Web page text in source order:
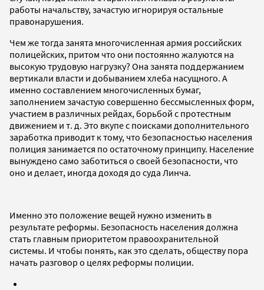
работы начальству, зачастую игнорируя остальные
правонарушения.
Чем же тогда занята многочисленная армия российских
полицейских, притом что они постоянно жалуются на
высокую трудовую нагрузку? Она занята поддержанием
вертикали власти и добыванием хлеба насущного. А
именно составлением многочисленных бумаг,
заполнением зачастую совершенно бессмысленных форм,
участием в различных рейдах, борьбой с протестным
движением и т. д. Это вкупе с поисками дополнительного
заработка приводит к тому, что безопасностью населения
полиция занимается по остаточному принципу. Население
вынуждено само заботиться о своей безопасности, что
оно и делает, иногда доходя до суда Линча.
Именно это положение вещей нужно изменить в
результате реформы. Безопасность населения должна
стать главным приоритетом правоохранительной
системы. И чтобы понять, как это сделать, обществу пора
начать разговор о целях реформы полиции.